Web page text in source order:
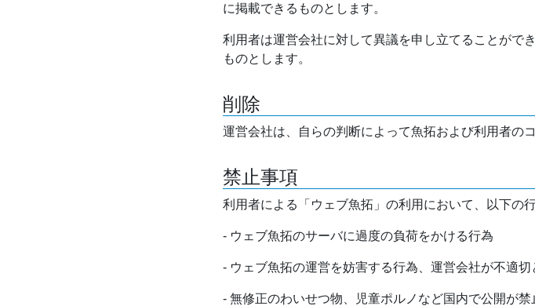
に掲載できるものとします。
利用者は運営会社に対して異議を申し立てることがで
ものとします。
削除
運営会社は、自らの判断によって魚拓および利用者の
禁止事項
利用者による「ウェブ魚拓」の利用において、以下の
- ウェブ魚拓のサーバに過度の負荷をかける行為
- ウェブ魚拓の運営を妨害する行為、運営会社が不適切
- 無修正のわいせつ物、児童ポルノなど国内で公開が禁